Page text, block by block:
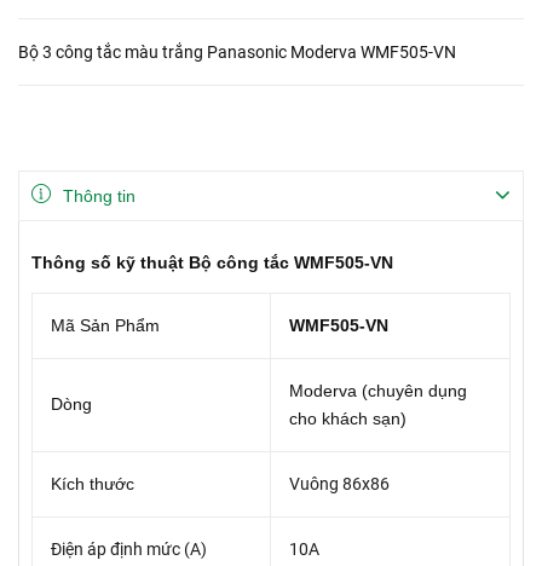
Bộ 3 công tắc màu trắng Panasonic Moderva WMF505-VN
Thông tin
Thông số kỹ thuật Bộ công tắc WMF505-VN
Mã Sản Phẩm WMF505-VN
Dòng
Moderva (chuyên dụng
cho khách sạn)
Kích thước Vuông 86x86
Điện áp định mức (A) 10A